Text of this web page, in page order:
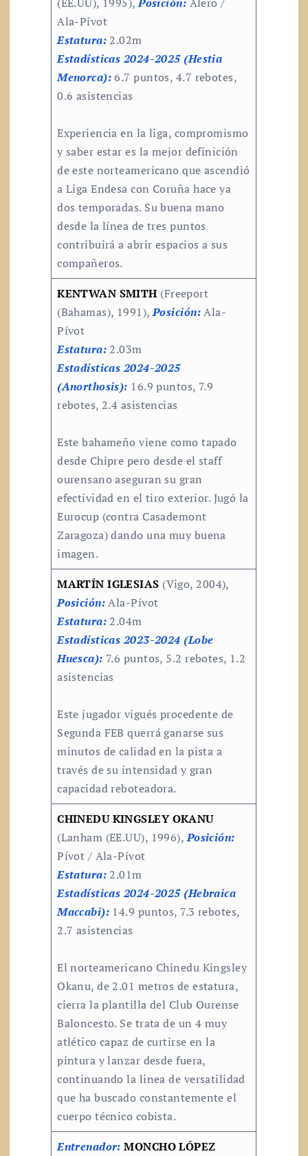
Ala-Pívot
Estatura: 2.02m
Estadísticas 2024-2025 (Hestia
Menorca):6.7 puntos, 4.7 rebotes,
0.6 asistencias
Experiencia en la liga, compromismo
y saber estar es la mejor definición
de este norteamericano que ascendió
a Liga Endesa con Coruña hace ya
dos temporadas. Su buena mano
desde la línea de tres puntos
contribuirá a abrir espacios a sus
compañeros.
KENTWAN SMITH (Freeport
(Bahamas), 1991),Posición:Ala-
Pívot
Estatura: 2.03m
Estadísticas 2024-2025
(Anorthosis): 16.9 puntos, 7.9
rebotes, 2.4 asistencias
Este bahameño viene como tapado
desde Chipre pero desde el staff
ourensano aseguran su gran
efectividad en el tiro exterior. Jugó la
Eurocup (contra Casademont
Zaragoza) dando una muy buena
imagen.
MARTÍN IGLESIAS (Vigo, 2004),
Posición:Ala-Pívot
Estatura: 2.04m
Estadísticas 2023-2024 (Lobe
Huesca): 7.6 puntos, 5.2 rebotes, 1.2
asistencias
Este jugador vigués procedente de
Segunda FEB querrá ganarse sus
minutos de calidad en la pista a
través de su intensidad y gran
capacidad reboteadora.
CHINEDU KINGSLEY OKANU
(Lanham (EE.UU), 1996),Posición:
Pívot / Ala-Pívot
Estatura: 2.01m
Estadísticas 2024-2025 (Hebraica
Maccabi): 14.9 puntos, 7.3 rebotes,
2.7 asistencias
El norteamericano Chinedu Kingsley
Okanu, de 2.01 metros de estatura,
cierra la plantilla del Club Ourense
Baloncesto. Se trata de un 4 muy
atlético capaz de curtirse en la
pintura y lanzar desde fuera,
continuando la linea de versatilidad
que ha buscado constantemente el
cuerpo técnico cobista.
Entrenador: MONCHO LÓPEZ